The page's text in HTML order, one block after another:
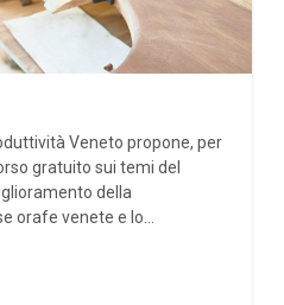
Veneto propone, per
gratuito sui temi del
della
orafe venete e lo...